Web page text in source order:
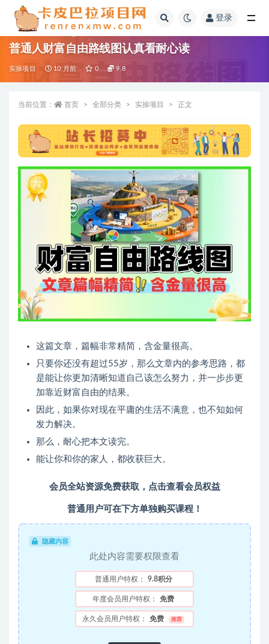
登录
普通人财富自由路线图认真看耐心读
实操项目 10 月前 0 9.8
当前位置： 首页 全部分类 实操项目 正文
这篇文章，篇幅非常精简，含金量很高。
只要你还没有超过55岁，那么文章内的参考思路，都
是能让你更加清晰知道自己该怎么努力，并一步步更
加靠近财富自由的结果。
因此，如果你对现在平庸的生活不满意，也不知如何
发力解决。
那么，耐心把本文读完。
能让你和你的家人，都收获巨大。
会员全站资源免费获取， 点击查看会员权益
普通用户可在下方单独购买课程！
隐藏内容
此处内容需要权限查看
普通用户特权： 9.8积分
年度会员用户特权： 免费
永久会员用户特权： 免费 推荐
全部